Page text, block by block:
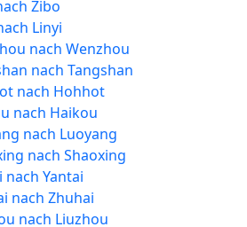
Zibo
Linyi
nach Wenzhou
nach Tangshan
nach Hohhot
nach Haikou
nach Luoyang
nach Shaoxing
nach Yantai
nach Zhuhai
nach Liuzhou